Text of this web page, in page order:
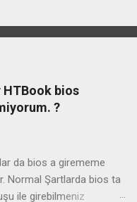
HTBook bios
?
da bios a girememe
Normal Şartlarda bios ta
ile girebilmeniz